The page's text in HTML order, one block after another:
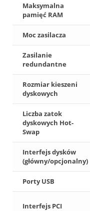
Maksymalna
pamięć RAM
Moc zasilacza
Zasilanie
redundantne
Rozmiar kieszeni
dyskowych
Liczba zatok
dyskowych Hot-
Swap
Interfejs dysków
(główny/opcjonalny)
Porty USB
Interfejs PCI